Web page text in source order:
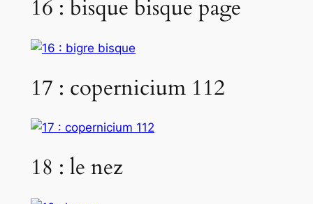
16 : bisque bisque page
17 : copernicium 112
18 : le nez